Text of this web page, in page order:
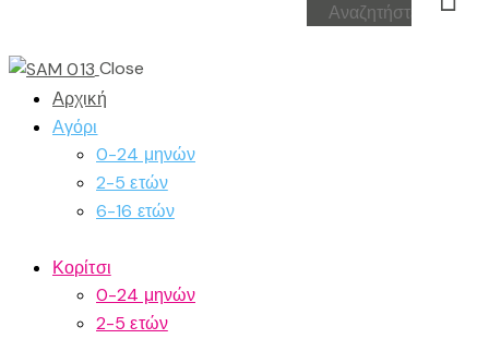
Close
Αρχική
Αγόρι
0-24 μηνών
2-5 ετών
6-16 ετών
Κορίτσι
0-24 μηνών
2-5 ετών